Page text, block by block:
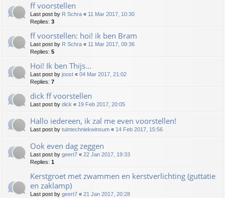
ff voorstellen
Last post by R Schra « 11 Mar 2017, 10:30
Replies: 3
ff voorstellen: hoi! ik ben Bram
Last post by R Schra « 11 Mar 2017, 09:36
Replies: 5
Hoi! Ik ben Thijs...
Last post by joost « 04 Mar 2017, 21:02
Replies: 7
dick ff voorstellen
Last post by dick « 19 Feb 2017, 20:05
Hallo iedereen, ik zal me even voorstellen!
Last post by tuintechniekwinsum « 14 Feb 2017, 15:56
Ook even dag zeggen
Last post by geert7 « 22 Jan 2017, 19:33
Replies: 1
Kerstgroet met zwammen en kerstverlichting (guttatie
en zaklamp)
Last post by geert7 « 21 Jan 2017, 20:28